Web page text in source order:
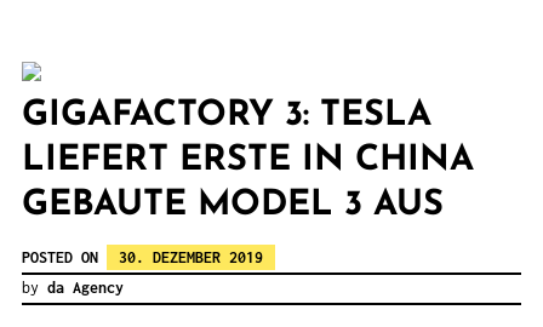
GIGAFACTORY 3: TESLA
LIEFERT ERSTE IN CHINA
GEBAUTE MODEL 3 AUS
POSTED ON
30. DEZEMBER 2019
by da Agency